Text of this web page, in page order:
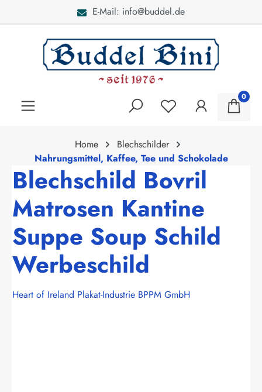
E-Mail: info@buddel.de
0
Home
Blechschilder
Nahrungsmittel, Kaffee, Tee und Schokolade
Blechschild Bovril
Matrosen Kantine
Suppe Soup Schild
Werbeschild
Heart of Ireland Plakat-Industrie BPPM GmbH